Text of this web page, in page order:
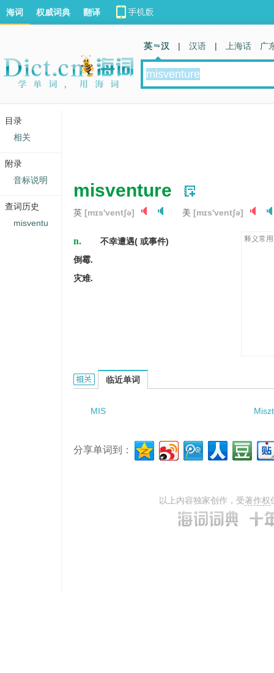
misventure
英 [mɪs'ventʃə] 美 [mɪs'ventʃə]
n.
不幸遭遇( 或事件)
倒霉.
灾难.
释义常
misventure的相关资料：
临近单词
MIS
分享单词到：
以上内容独家创作，受著作权
海词 权威词典 翻译
英 汉 | 汉语 | 上海话 广
目录
相关
附录
音标说明
查词历史
misventu